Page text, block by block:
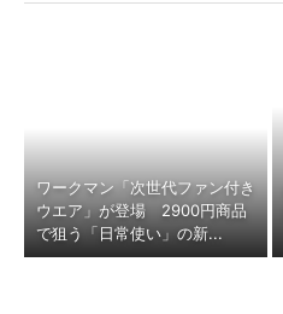
ワークマン「次世代ファン付き
ウエア」が登場 2900円商品
で狙う「日常使い」の新...